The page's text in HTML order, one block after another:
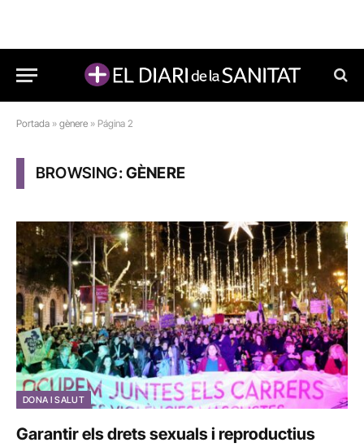
Portada » gènere » Página 2
BROWSING:GÈNERE
DONA I SALUT
Garantir els drets sexuals i reproductius